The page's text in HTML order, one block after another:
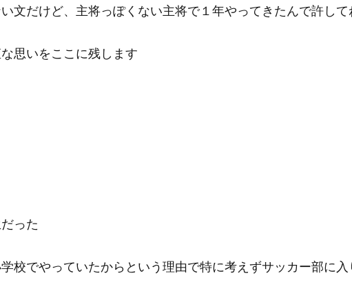
文だけど、主将っぽくない主将で１年やってきたんで許して
思いをここに残します
った
校でやっていたからという理由で特に考えずサッカー部に入